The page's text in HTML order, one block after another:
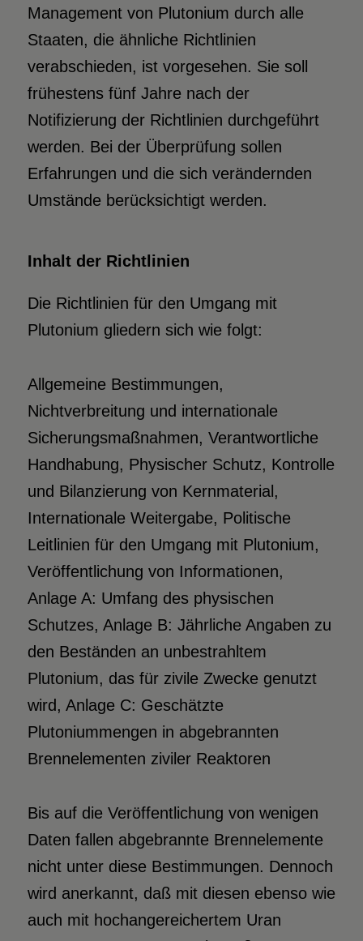
Management von Plutonium durch alle
Staaten, die ähnliche Richtlinien
verabschieden, ist vorgesehen. Sie soll
frühestens fünf Jahre nach der
Notifizierung der Richtlinien durchgeführt
werden. Bei der Überprüfung sollen
Erfahrungen und die sich verändernden
Umstände berücksichtigt werden.
Inhalt der Richtlinien
Die Richtlinien für den Umgang mit
Plutonium gliedern sich wie folgt:
Allgemeine Bestimmungen,
Nichtverbreitung und internationale
Sicherungsmaßnahmen, Verantwortliche
Handhabung, Physischer Schutz, Kontrolle
und Bilanzierung von Kernmaterial,
Internationale Weitergabe, Politische
Leitlinien für den Umgang mit Plutonium,
Veröffentlichung von Informationen,
Anlage A: Umfang des physischen
Schutzes, Anlage B: Jährliche Angaben zu
den Beständen an unbestrahltem
Plutonium, das für zivile Zwecke genutzt
wird, Anlage C: Geschätzte
Plutoniummengen in abgebrannten
Brennelementen ziviler Reaktoren
Bis auf die Veröffentlichung von wenigen
Daten fallen abgebrannte Brennelemente
nicht unter diese Bestimmungen. Dennoch
wird anerkannt, daß mit diesen ebenso wie
auch mit hochangereichertem Uran